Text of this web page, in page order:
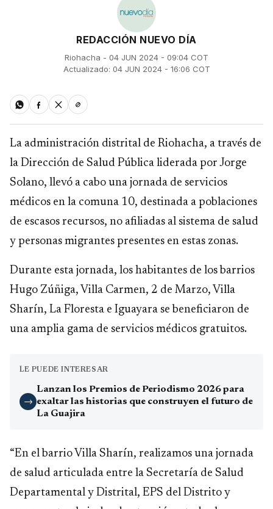
REDACCIÓN NUEVO DÍA
Riohacha - 04 JUN 2024 - 09:04 COT
Actualizado: 04 JUN 2024 - 16:06 COT
La administración distrital de Riohacha, a través de
la Dirección de Salud Pública liderada por Jorge
Solano, llevó a cabo una jornada de servicios
médicos en la comuna 10, destinada a poblaciones
de escasos recursos, no afiliadas al sistema de salud
y personas migrantes presentes en estas zonas.
Durante esta jornada, los habitantes de los barrios
Hugo Zúñiga, Villa Carmen, 2 de Marzo, Villa
Sharín, La Floresta e Iguayara se beneficiaron de
una amplia gama de servicios médicos gratuitos.
LE PUEDE INTERESAR
→
Lanzan los Premios de Periodismo 2026 para
exaltar las historias que construyen el futuro de
La Guajira
“En el barrio Villa Sharín, realizamos una jornada
de salud articulada entre la Secretaría de Salud
Departamental y Distrital, EPS del Distrito y